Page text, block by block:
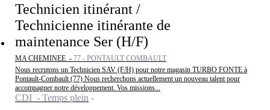
Technicien itinérant /
Technicienne itinérante de
maintenance Ser (H/F)
MA CHEMINEE - 77 - PONTAULT COMBAULT
Nous recrutons un Technicien SAV (F/H) pour notre magasin TURBO FONTE à
Pontault-Combault (77) Nous recherchons actuellement un nouveau talent pour
accompagner notre développement. Vos missions...
CDI - Temps plein